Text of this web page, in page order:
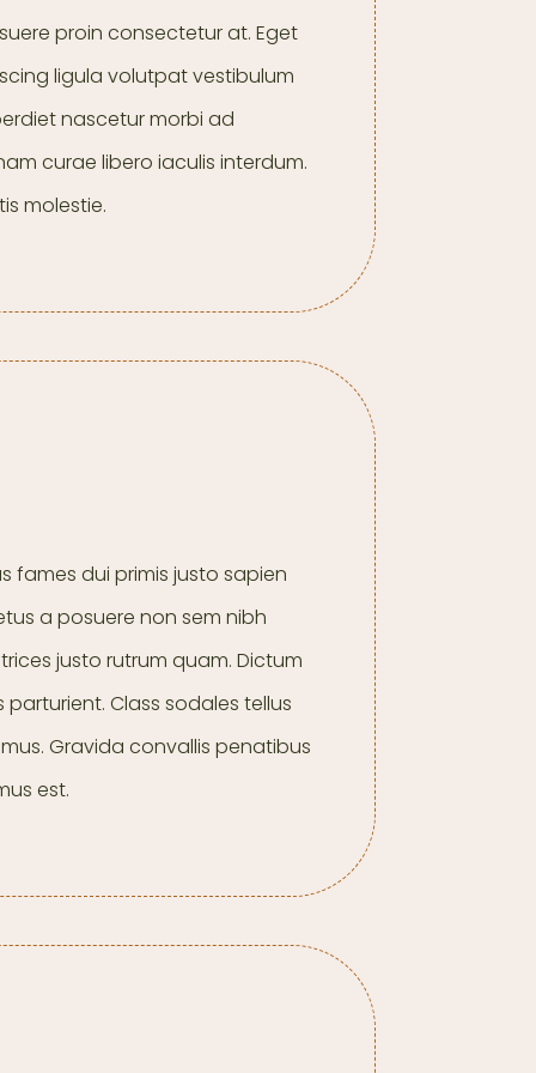
proin consectetur at. Eget
ligula volutpat vestibulum
nascetur morbi ad
curae libero iaculis interdum.
molestie.
fames dui primis justo sapien
a posuere non sem nibh
justo rutrum quam. Dictum
Class sodales tellus
Gravida convallis penatibus
est.